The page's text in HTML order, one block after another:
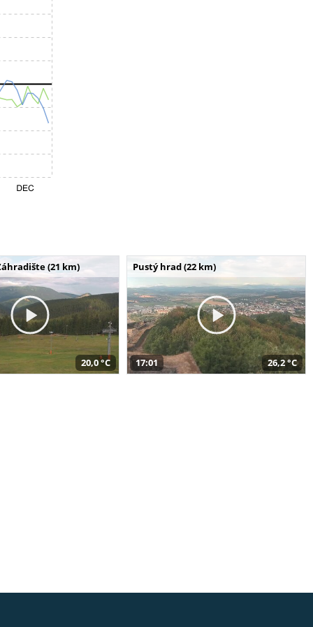
(21 km)
20,0 °C
Pustý hrad (22 km)
17:01 26,2 °C